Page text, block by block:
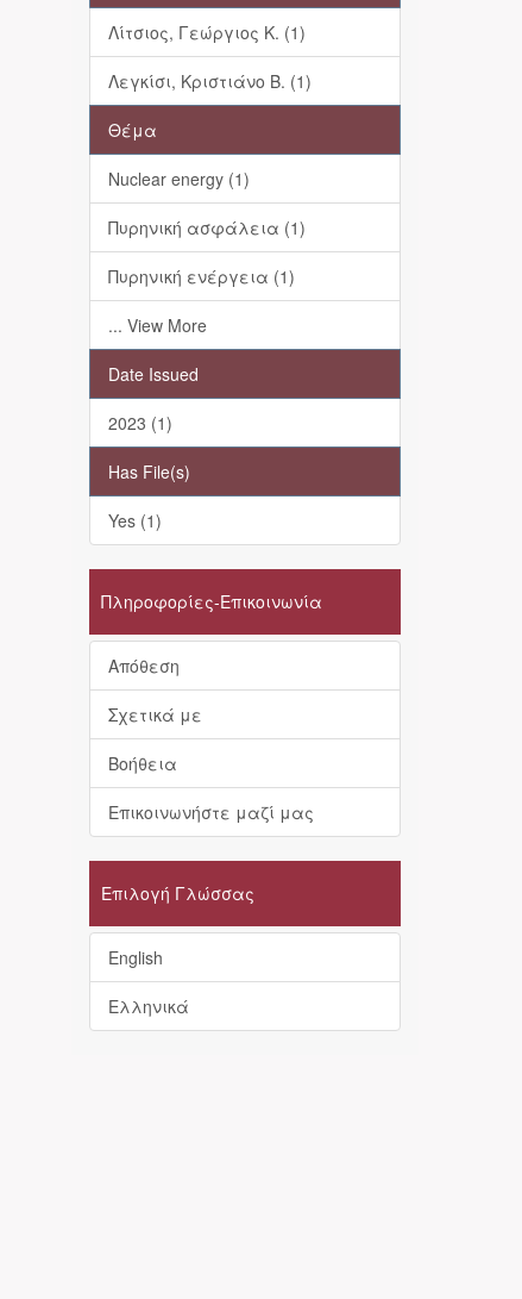
Λίτσιος, Γεώργιος Κ. (1)
Λεγκίσι, Κριστιάνο Β. (1)
Θέμα
Nuclear energy (1)
Πυρηνική ασφάλεια (1)
Πυρηνική ενέργεια (1)
... View More
Date Issued
2023 (1)
Has File(s)
Yes (1)
Πληροφορίες-Επικοινωνία
Απόθεση
Σχετικά με
Βοήθεια
Επικοινωνήστε μαζί μας
Επιλογή Γλώσσας
English
Ελληνικά